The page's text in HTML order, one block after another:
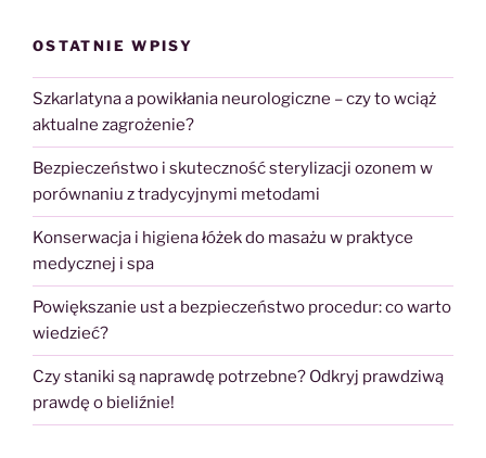
OSTATNIE WPISY
Szkarlatyna a powikłania neurologiczne – czy to wciąż
aktualne zagrożenie?
Bezpieczeństwo i skuteczność sterylizacji ozonem w
porównaniu z tradycyjnymi metodami
Konserwacja i higiena łóżek do masażu w praktyce
medycznej i spa
Powiększanie ust a bezpieczeństwo procedur: co warto
wiedzieć?
Czy staniki są naprawdę potrzebne? Odkryj prawdziwą
prawdę o bieliźnie!